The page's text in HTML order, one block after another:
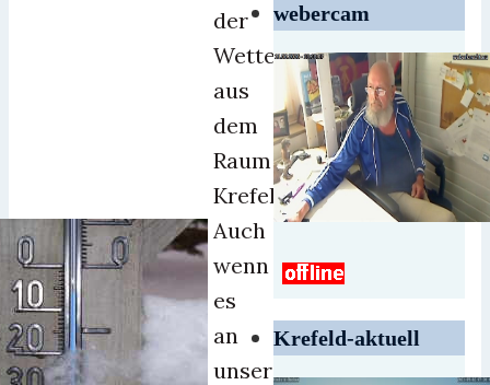
der
Wetterbericht
aus
dem
Raum
Krefeld?
Auch
wenn
es
an
unseren
webercam
Krefeld-aktuell